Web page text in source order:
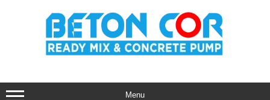
Menu